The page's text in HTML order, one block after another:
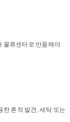
물류센터로 반품해야
한 흔적 발견, 세탁 또는